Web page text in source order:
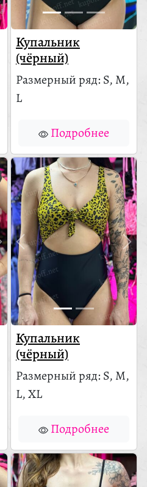
Купальник
(чёрный)
Размерный ряд: S, M,
L
Подробнее
Купальник
(чёрный)
Размерный ряд: S, M,
L, XL
Подробнее